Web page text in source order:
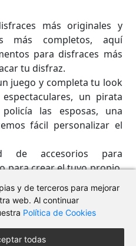
y de terceros para mejorar
web. Al continuar
Política de Cookies
todas
más originales y
más completos, aquí
para disfraces más
tu disfraz.
juego y completa tu look
un pirata
las esposas, una
fácil personalizar el
de accesorios para
para crear el tuyo propio.
máscaras, gafas,
pajaritas,… y mucho
de uso